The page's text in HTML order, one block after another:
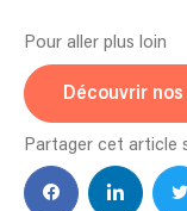
Pour aller plus loin
Découvrir
Partager cet article